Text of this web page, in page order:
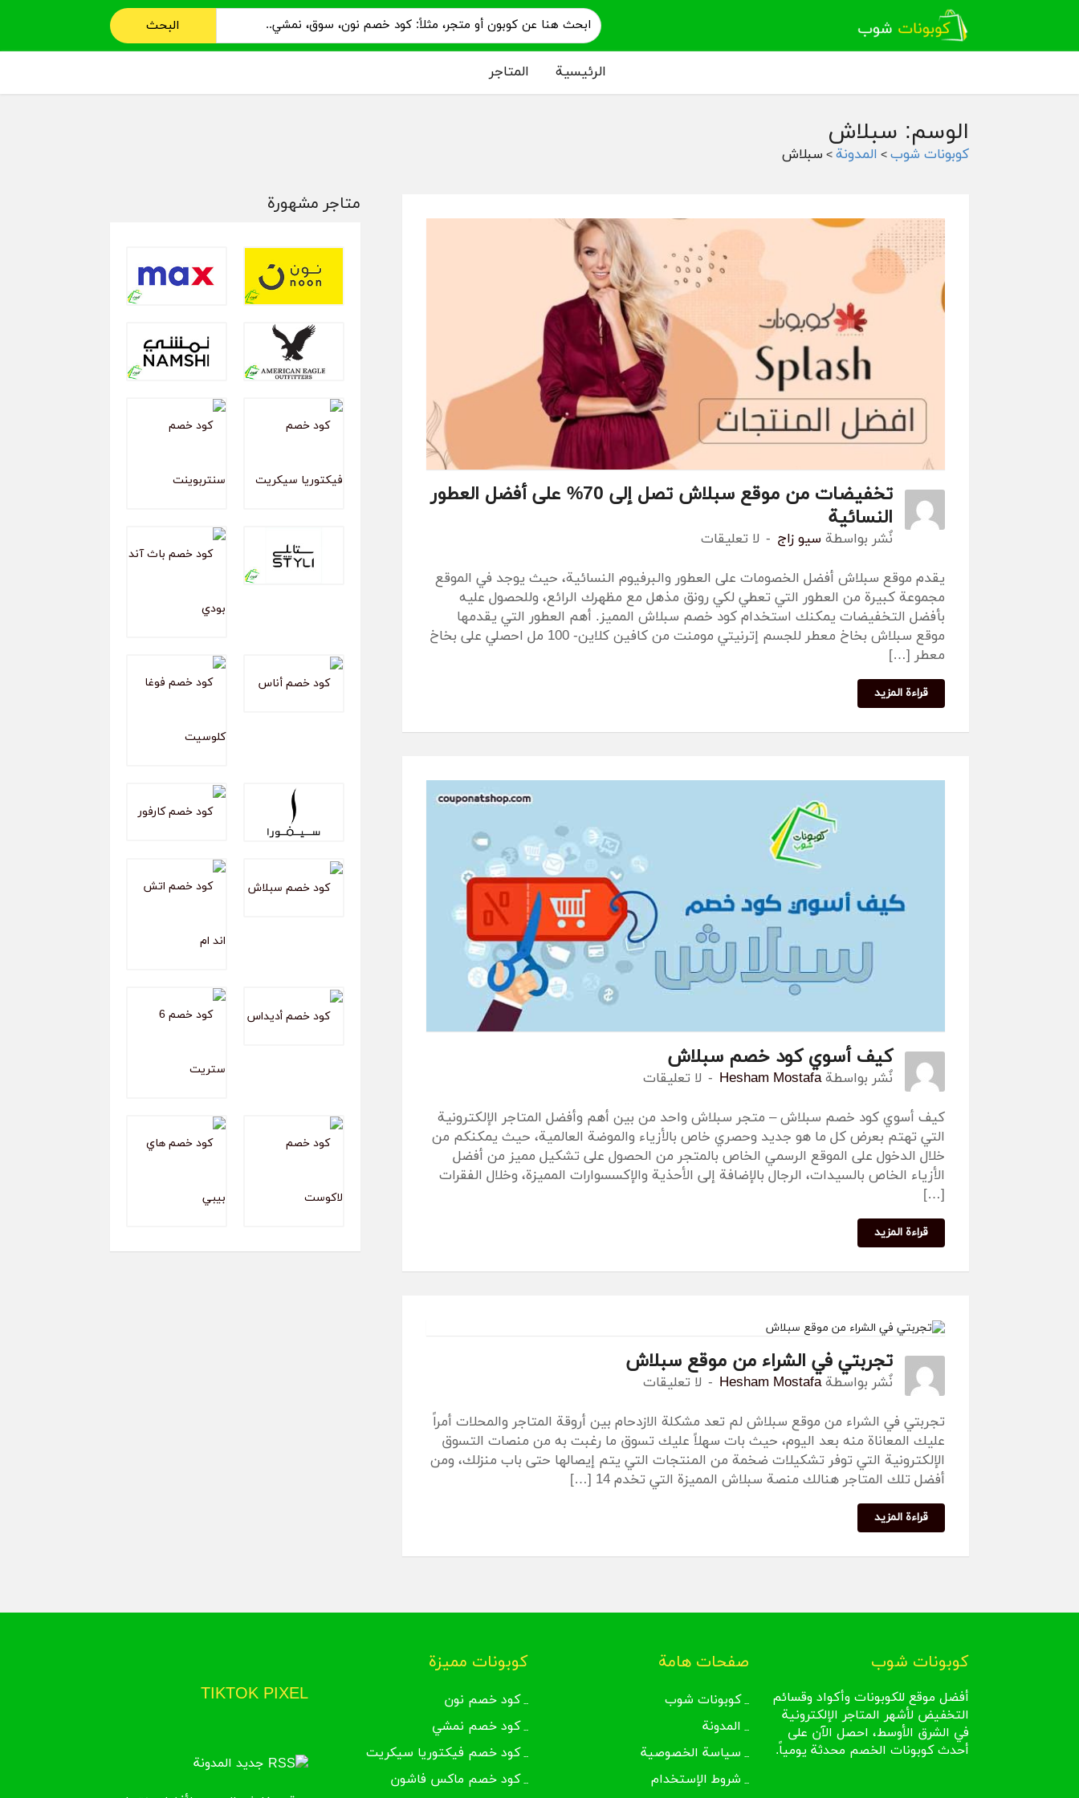
البحث
الرئيسية المتاجر
الوسم: سبلاش
كوبونات شوب > المدونة > سبلاش
تخفيضات من موقع سبلاش تصل إلى 70% على أفضل العطور
النسائية
نٌشر بواسطة سيو زاج لا تعليقات
يقدم موقع سبلاش أفضل الخصومات على العطور والبرفيوم النسائية، حيث يوجد في الموقع
مجموعة كبيرة من العطور التي تعطي لكي رونق مذهل مع مظهرك الرائع، وللحصول عليه
بأفضل التخفيضات يمكنك استخدام كود خصم سبلاش المميز. أهم العطور التي يقدمها
موقع سبلاش بخاخ معطر للجسم إترنيتي مومنت من كافين كلاين- 100 مل احصلي على بخاخ
معطر […]
قراءة المزيد
كيف أسوي كود خصم سبلاش
نٌشر بواسطةHesham Mostafa لا تعليقات
كيف أسوي كود خصم سبلاش – متجر سبلاش واحد من بين أهم وأفضل المتاجر الإلكترونية
التي تهتم بعرض كل ما هو جديد وحصري خاص بالأزياء والموضة العالمية، حيث يمكنكم من
خلال الدخول على الموقع الرسمي الخاص بالمتجر من الحصول على تشكيل مميز من أفضل
الأزياء الخاص بالسيدات، الرجال بالإضافة إلى الأحذية والإكسسوارات المميزة، وخلال الفقرات
[…]
قراءة المزيد
تجربتي في الشراء من موقع سبلاش
نٌشر بواسطةHesham Mostafa لا تعليقات
تجربتي في الشراء من موقع سبلاش لم تعد مشكلة الازدحام بين أروقة المتاجر والمحلات أمراً
عليك المعاناة منه بعد اليوم، حيث بات سهلاً عليك تسوق ما رغبت به من منصات التسوق
الإلكترونية التي توفر تشكيلات ضخمة من المنتجات التي يتم إيصالها حتى باب منزلك، ومن
أفضل تلك المتاجر هنالك منصة سبلاش المميزة التي تخدم 14 […]
قراءة المزيد
متاجر مشهورة
كوبونات شوب
أفضل موقع للكوبونات وأكواد وقسائم
التخفيض لأشهر المتاجر الإلكترونية
في الشرق الأوسط، احصل الآن على
أحدث كوبونات الخصم محدثة يومياً.
صفحات هامة
كوبونات شوب
المدونة
سياسة الخصوصية
شروط الإستخدام
كوبونات مميزة
كود خصم نون
كود خصم نمشي
كود خصم فيكتوريا سيكريت
كود خصم ماكس فاشون
TIKTOK PIXEL
جديد المدونة